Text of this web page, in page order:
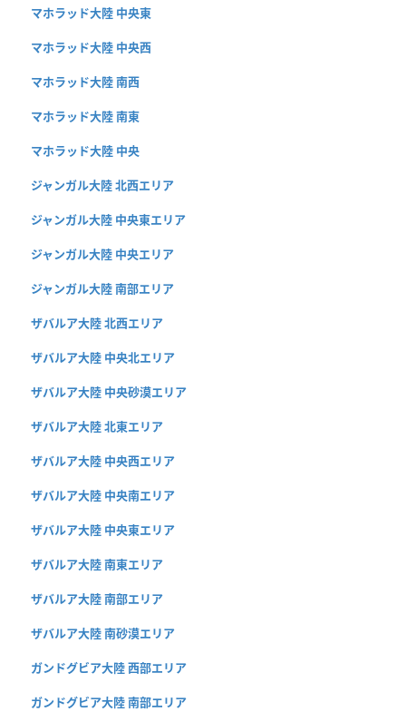
マホラッド大陸 中央東
マホラッド大陸 中央西
マホラッド大陸 南西
マホラッド大陸 南東
マホラッド大陸 中央
ジャンガル大陸 北西エリア
ジャンガル大陸 中央東エリア
ジャンガル大陸 中央エリア
ジャンガル大陸 南部エリア
ザバルア大陸 北西エリア
ザバルア大陸 中央北エリア
ザバルア大陸 中央砂漠エリア
ザバルア大陸 北東エリア
ザバルア大陸 中央西エリア
ザバルア大陸 中央南エリア
ザバルア大陸 中央東エリア
ザバルア大陸 南東エリア
ザバルア大陸 南部エリア
ザバルア大陸 南砂漠エリア
ガンドグビア大陸 西部エリア
ガンドグビア大陸 南部エリア